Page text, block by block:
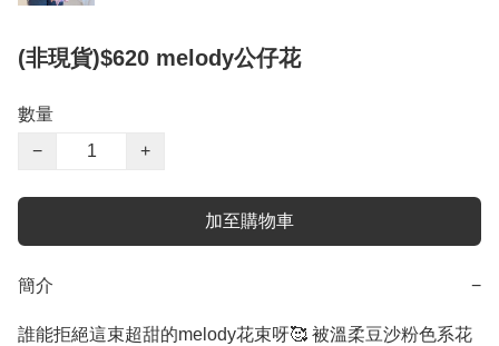
(非現貨)$620 melody公仔花
數量
−
+
加至購物車
簡介 −
誰能拒絕這束超甜的melody花束呀🥰 被溫柔豆沙粉色系花